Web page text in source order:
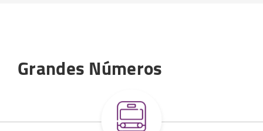
Grandes Números